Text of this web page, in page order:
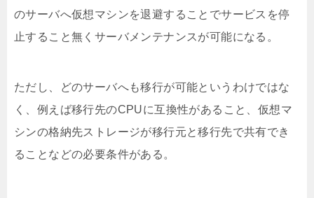
のサーバへ仮想マシンを退避することでサービスを停
止すること無くサーバメンテナンスが可能になる。
ただし、どのサーバへも移行が可能というわけではな
く、例えば移行先のCPUに互換性があること、仮想マ
シンの格納先ストレージが移行元と移行先で共有でき
ることなどの必要条件がある。